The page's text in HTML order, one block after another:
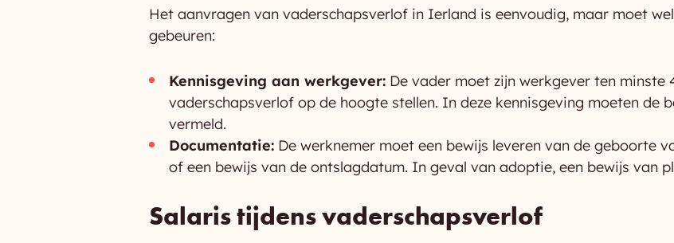
Het aanvragen van vaderschapsverlof in Ierland is eenvoudig, maar moet
gebeuren:
Kennisgeving aan werkgever: De vader moet zijn werkgever ten minste
vaderschapsverlof op de hoogte stellen. In deze kennisgeving moeten de
vermeld.
Documentatie: De werknemer moet een bewijs leveren van de geboorte
of een bewijs van de ontslagdatum. In geval van adoptie, een bewijs van
Salaris tijdens vaderschapsverlof